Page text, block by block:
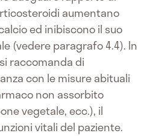
aumentano
ed inibiscono il suo
(vedere paragrafo 4.4). In
raccomanda di
con le misure abituali
non assorbito
vegetale, ecc.), il
vitali del paziente.